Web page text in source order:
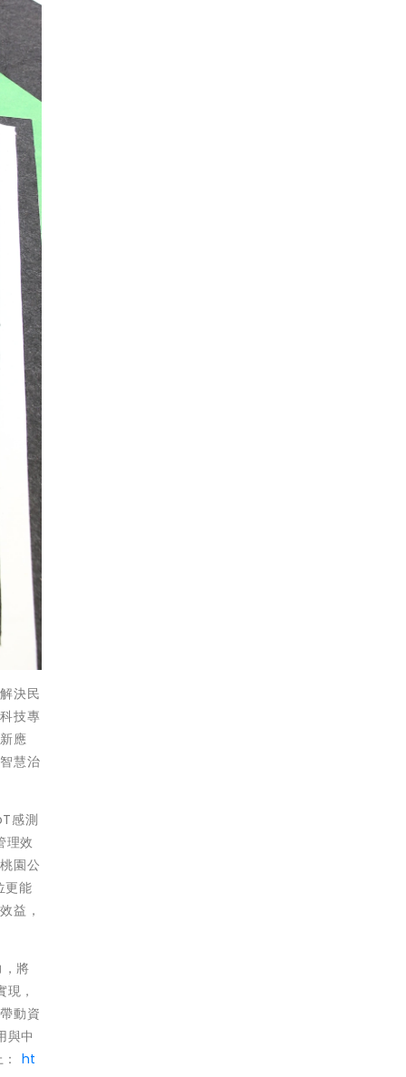
決民
技專
應
慧治
感測
理效
園公
更能
益，
將
，
動資
與中
ht